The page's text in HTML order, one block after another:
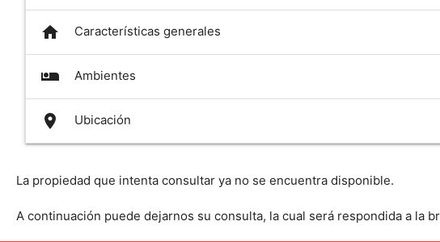
home Características generales
airline_seat_individual_suite Ambientes
place Ubicación
La propiedad que intenta consultar ya no se encuentra disponible.
A continuación puede dejarnos su consulta, la cual será respondida a la